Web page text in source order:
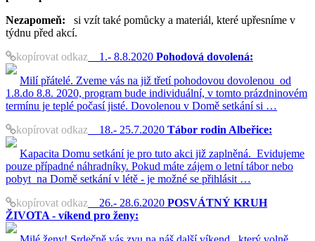
Nezapomeň:
si vzít také pomůcky a materiál, které upřesníme v
týdnu před akcí.
kopírovat odkaz 1.- 8.8.2020 Pohodová dovolená:
Milí přátelé. Zveme vás na již třetí pohodovou dovolenou od
1.8.do 8.8. 2020, program bude individuální, v tomto prázdninovém
termínu je teplé počasí jisté. Dovolenou v Domě setkání si …
kopírovat odkaz 18.- 25.7.2020 Tábor rodin Albeřice:
Kapacita Domu setkání je pro tuto akci již zaplněná. Evidujeme
pouze případné náhradníky. Pokud máte zájem o letní tábor nebo
pobyt na Domě setkání v létě - je možné se přihlásit …
kopírovat odkaz 26.- 28.6.2020 POSVÁTNÝ KRUH
ŽIVOTA - víkend pro ženy: